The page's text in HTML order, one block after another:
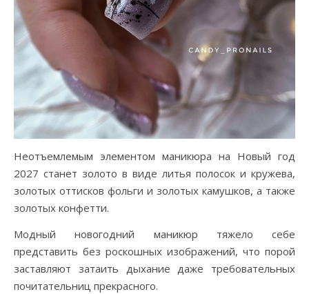
Неотъемлемым элементом маникюра на Новый год
2027 станет золото в виде литья полосок и кружева,
золотых оттисков фольги и золотых камушков, а также
золотых конфетти.
Модный новогодний маникюр тяжело себе
представить без роскошных изображений, что порой
заставляют затаить дыхание даже требовательных
почитательниц прекрасного.